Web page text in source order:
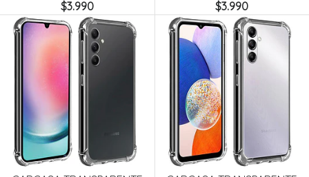
$3.990
$3.990